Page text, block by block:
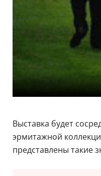
Выставка будет
эрмитажной
представлены такие